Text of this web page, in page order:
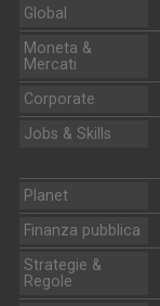
Global
Moneta &
Mercati
Corporate
Jobs & Skills
Planet
Finanza pubblica
Strategie &
Regole